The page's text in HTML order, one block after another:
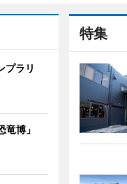
特集
プラリ
竜博」